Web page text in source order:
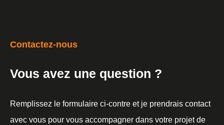
Contactez-nous
Vous avez une question ?
Remplissez le formulaire ci-contre et je prendrais contact
avec vous pour vous accompagner dans votre projet de